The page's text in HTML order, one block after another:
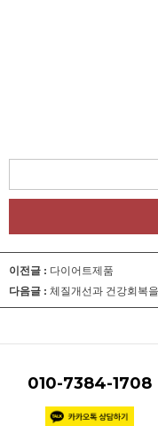
이전글 : 다이어트제품
다음글 : 체질개선과 건강회복
010-7384-1708